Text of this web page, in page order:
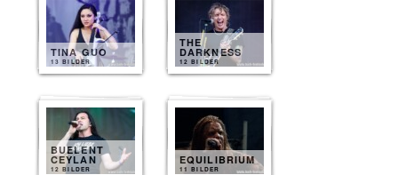
TINA GUO
13 BILDER
THE
DARKNESS
12 BILDER
BUELENT
CEYLAN
12 BILDER
EQUILIBRIUM
11 BILDER